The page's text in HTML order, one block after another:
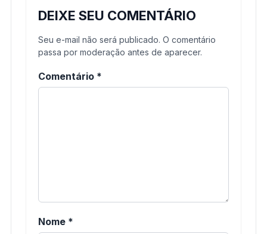
DEIXE SEU COMENTÁRIO
Seu e-mail não será publicado. O comentário
passa por moderação antes de aparecer.
Comentário *
Nome *